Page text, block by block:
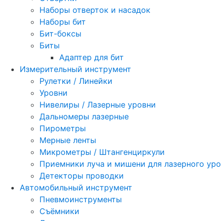
Наборы отверток и насадок
Наборы бит
Бит-боксы
Биты
Адаптер для бит
Измерительный инструмент
Рулетки / Линейки
Уровни
Нивелиры / Лазерные уровни
Дальномеры лазерные
Пирометры
Мерные ленты
Микрометры / Штангенциркули
Приемники луча и мишени для лазерного
Детекторы проводки
Автомобильный инструмент
Пневмоинструменты
Съёмники